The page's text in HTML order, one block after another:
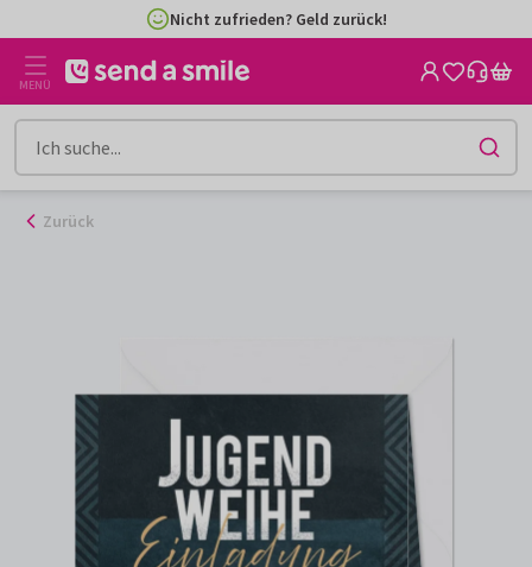
Inhalt
gehen
Nicht zufrieden? Geld zurück!
MENÜ
Zurück